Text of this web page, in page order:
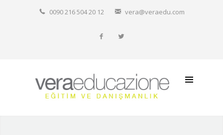
Hakkımızda
Diğer İtalyan Okulları
0090 216 504 20 12 vera@veraedu.com